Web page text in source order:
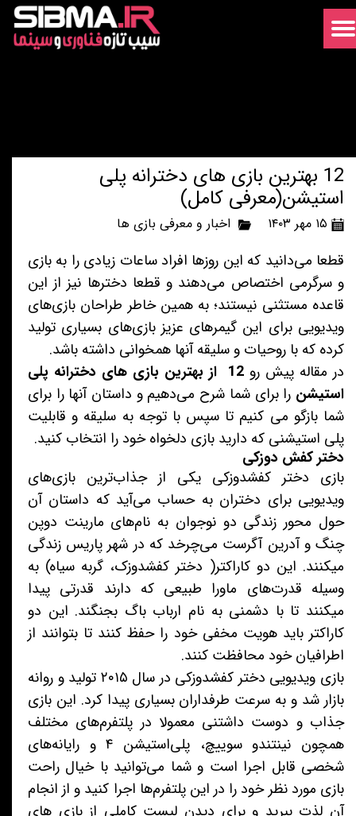
12 بهترین بازی های دخترانه پلی
استیشن(معرفی کامل)
۱۵ مهر ۱۴۰۳ اخبار و معرفی بازی ها
قطعا می‌دانید که این روزها افراد ساعات زیادی را به بازی
و سرگرمی اختصاص می‌دهند و قطعا دخترها نیز از این
قاعده مستثنی نیستند؛ به همین خاطر طراحان بازی‌های
ویدیویی برای این گیمرهای عزیز بازی‌های بسیاری تولید
کرده که با روحیات و سلیقه آنها همخوانی داشته باشد.
در مقاله پیش رو
12 از بهترین بازی های دخترانه پلی
استیشن را برای شما شرح می‌دهیم و داستان آنها را برای
شما بازگو می کنیم تا سپس با توجه به سلیقه و قابلیت
پلی استیشنی که دارید بازی دلخواه خود را انتخاب کنید.
دختر کفش دوزکی
بازی دختر کفشدوزکی یکی از جذاب‌ترین بازی‌های
ویدیویی برای دختران به حساب می‌آید که داستان آن
حول محور زندگی دو نوجوان به نام‌های مارینت دوپن
چنگ و آدرین آگرست می‌چرخد که در شهر پاریس زندگی
میکنند. این دو کاراکتر( دختر کفشدوزک، گربه سیاه) به
وسیله قدرت‌های ماورا طبیعی که دارند قدرتی پیدا
میکنند تا با دشمنی به نام ارباب باگ بجنگند. این دو
کاراکتر باید هویت مخفی خود را حفظ کنند تا بتوانند از
اطرافیان خود محافظت کنند.
بازی ویدیویی دختر کفشدوزکی در سال ۲۰۱۵ تولید و روانه
بازار شد و به سرعت طرفداران بسیاری پیدا کرد. این بازی
جذاب و دوست داشتنی معمولا در پلتفرم‌های مختلف
همچون نینتندو سوییچ، پلی‌استیشن ۴ و رایانه‌های
شخصی قابل اجرا است و شما می‌توانید با خیال راحت
بازی مورد نظر خود را در این پلتفرم‌ها اجرا کنید و از انجام